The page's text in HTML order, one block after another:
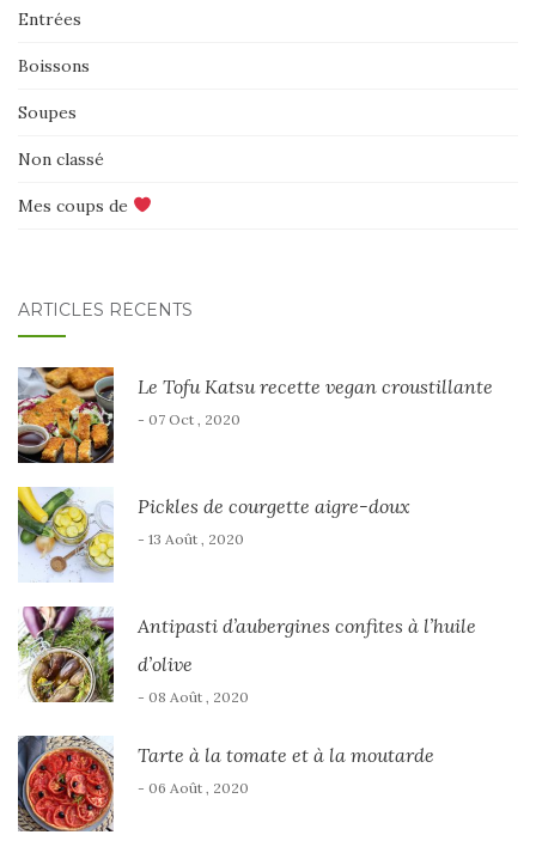
Entrées
Boissons
Soupes
Non classé
Mes coups de
ARTICLES RÉCENTS
Le Tofu Katsu recette vegan croustillante
- 07 Oct , 2020
Pickles de courgette aigre-doux
- 13 Août , 2020
Antipasti d’aubergines confites à l’huile
d’olive
- 08 Août , 2020
Tarte à la tomate et à la moutarde
- 06 Août , 2020